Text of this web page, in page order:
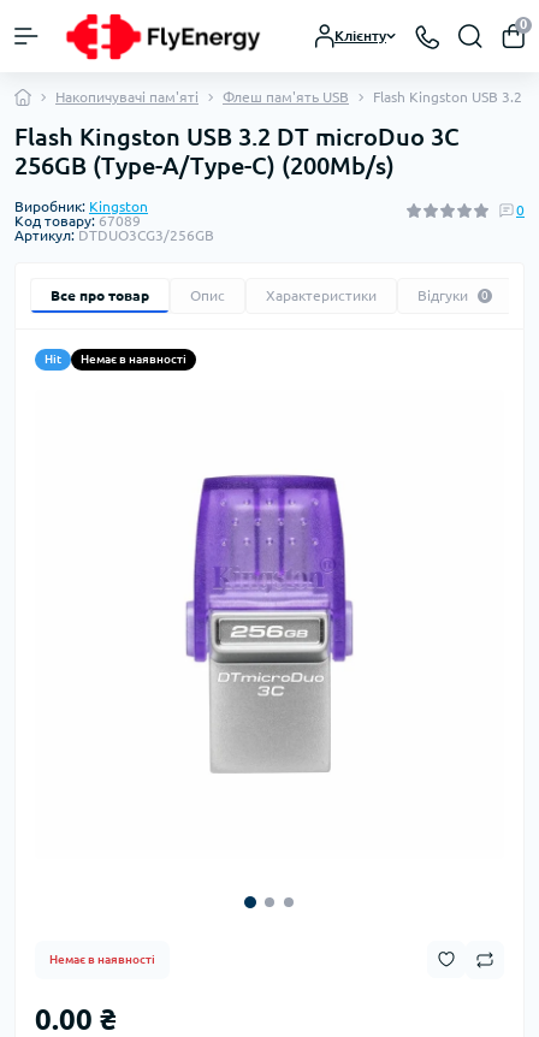
Клієнту
0
Накопичувачі пам'яті Флеш пам'ять USB Flash Kingston USB 3.2
Flash Kingston USB 3.2 DT microDuo 3C
256GB (Type-A/Type-C) (200Mb/s)
Виробник: Kingston
Код товару: 67089
Артикул: DTDUO3CG3/256GB
0
Все про товар Опис Характеристики Відгуки 0
Hit Немає в наявності
Немає в наявності
0.00 ₴